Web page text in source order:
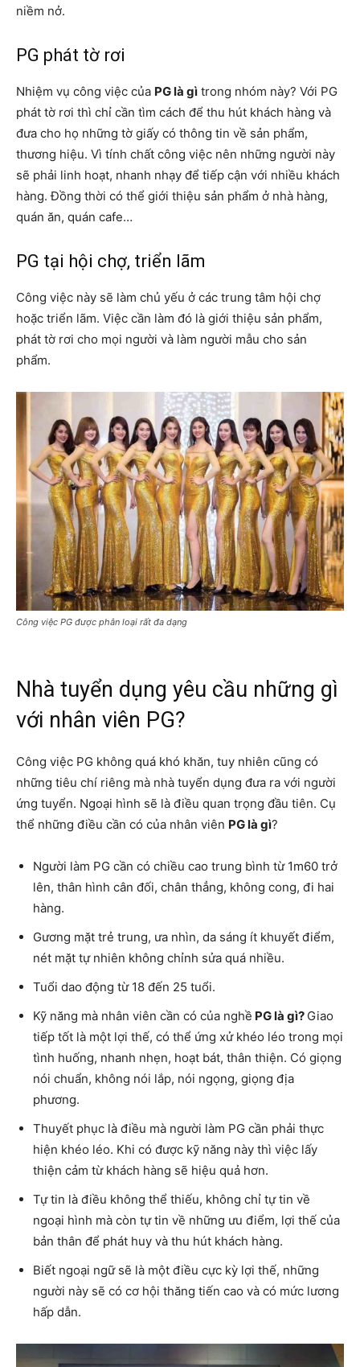
niềm nở.
PG phát tờ rơi
Nhiệm vụ công việc của PG là gì trong nhóm này? Với PG
phát tờ rơi thì chỉ cần tìm cách để thu hút khách hàng và
đưa cho họ những tờ giấy có thông tin về sản phẩm,
thương hiệu. Vì tính chất công việc nên những người này
sẽ phải linh hoạt, nhanh nhạy để tiếp cận với nhiều khách
hàng. Đồng thời có thể giới thiệu sản phẩm ở nhà hàng,
quán ăn, quán cafe…
PG tại hội chợ, triển lãm
Công việc này sẽ làm chủ yếu ở các trung tâm hội chợ
hoặc triển lãm. Việc cần làm đó là giới thiệu sản phẩm,
phát tờ rơi cho mọi người và làm người mẫu cho sản
phẩm.
Công việc PG được phân loại rất đa dạng
Nhà tuyển dụng yêu cầu những gì
với nhân viên PG?
Công việc PG không quá khó khăn, tuy nhiên cũng có
những tiêu chí riêng mà nhà tuyển dụng đưa ra với người
ứng tuyển. Ngoại hình sẽ là điều quan trọng đầu tiên. Cụ
thể những điều cần có của nhân viên PG là gì?
Người làm PG cần có chiều cao trung bình từ 1m60 trở
lên, thân hình cân đối, chân thẳng, không cong, đi hai
hàng.
Gương mặt trẻ trung, ưa nhìn, da sáng ít khuyết điểm,
nét mặt tự nhiên không chỉnh sửa quá nhiều.
Tuổi dao động từ 18 đến 25 tuổi.
Kỹ năng mà nhân viên cần có của nghề PG là gì? Giao
tiếp tốt là một lợi thế, có thể ứng xử khéo léo trong mọi
tình huống, nhanh nhẹn, hoạt bát, thân thiện. Có giọng
nói chuẩn, không nói lắp, nói ngọng, giọng địa
phương.
Thuyết phục là điều mà người làm PG cần phải thực
hiện khéo léo. Khi có được kỹ năng này thì việc lấy
thiện cảm từ khách hàng sẽ hiệu quả hơn.
Tự tin là điều không thể thiếu, không chỉ tự tin về
ngoại hình mà còn tự tin về những ưu điểm, lợi thế của
bản thân để phát huy và thu hút khách hàng.
Biết ngoại ngữ sẽ là một điều cực kỳ lợi thế, những
người này sẽ có cơ hội thăng tiến cao và có mức lương
hấp dẫn.